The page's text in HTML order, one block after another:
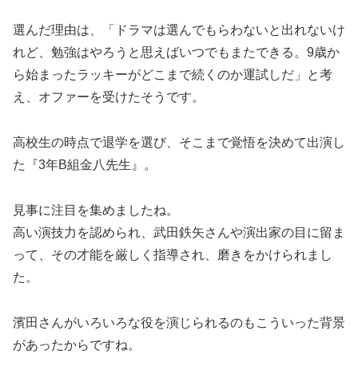
選んだ理由は、「ドラマは選んでもらわないと出れないけ
れど、勉強はやろうと思えばいつでもまたできる。9歳か
ら始まったラッキーがどこまで続くのか運試しだ」と考
え、オファーを受けたそうです。
高校生の時点で退学を選び、そこまで覚悟を決めて出演し
た『3年B組金八先生』。
見事に注目を集めましたね。
高い演技力を認められ、武田鉄矢さんや演出家の目に留ま
って、その才能を厳しく指導され、磨きをかけられまし
た。
濱田さんがいろいろな役を演じられるのもこういった背景
があったからですね。